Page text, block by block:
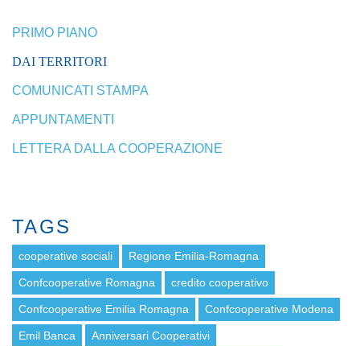
PRIMO PIANO
DAI TERRITORI
COMUNICATI STAMPA
APPUNTAMENTI
LETTERA DALLA COOPERAZIONE
TAGS
cooperative sociali Regione Emilia-Romagna
Confcooperative Romagna credito cooperativo
Confcooperative Emilia Romagna Confcooperative Modena
Emil Banca Anniversari Cooperativi